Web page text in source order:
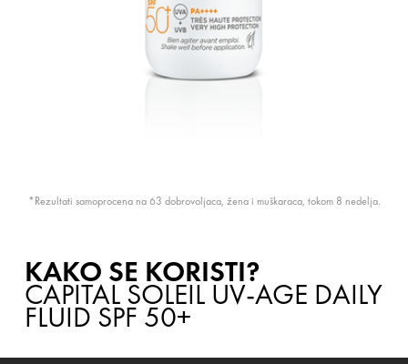
*Rezultati samoprocena na 63 dobrovoljaca, žena i muškaraca, tokom 8 nedelja.
KAKO SE KORISTI?
CAPITAL SOLEIL UV-AGE DAILY
FLUID SPF 50+